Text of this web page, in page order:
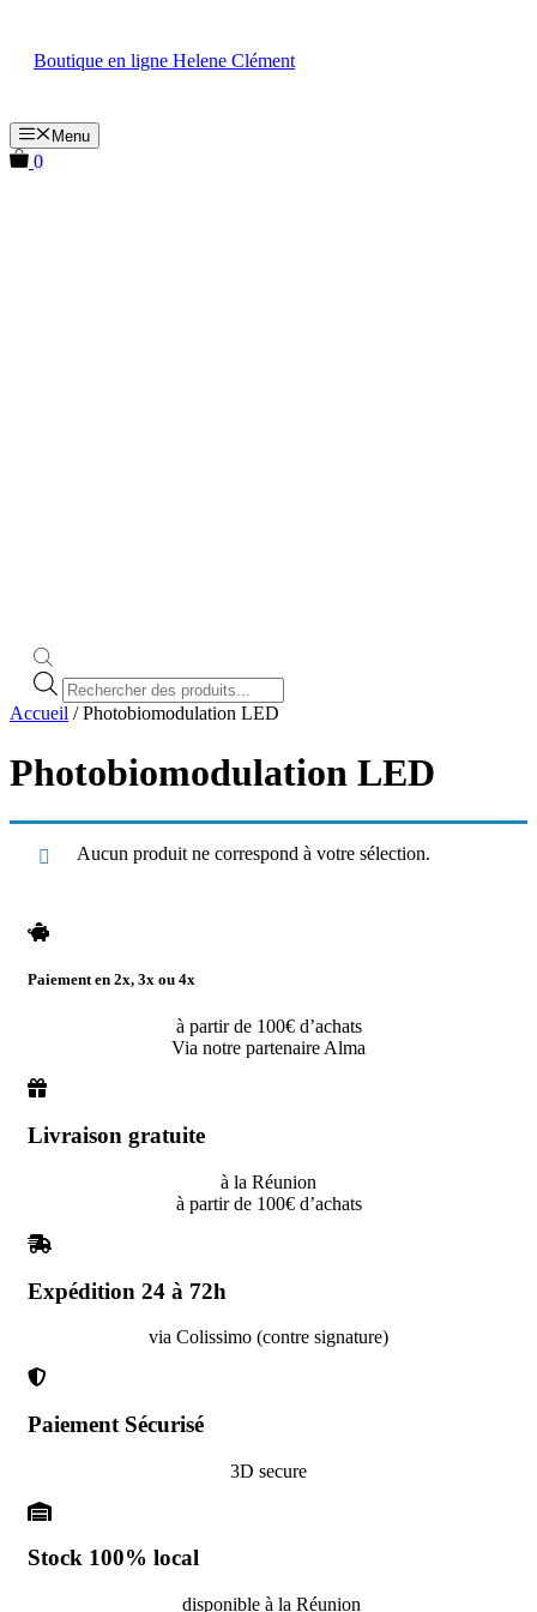
contenu
Boutique en ligne Helene Clément
Menu
0
Recherche
de
produits
Accueil / Photobiomodulation LED
Photobiomodulation LED
Aucun produit ne correspond à votre sélection.
Paiement en 2x, 3x ou 4x
à partir de 100€ d’achats
Via notre partenaire Alma
Livraison gratuite
à la Réunion
à partir de 100€ d’achats
Expédition 24 à 72h
via Colissimo (contre signature)
Paiement Sécurisé
3D secure
Stock 100% local
disponible à la Réunion